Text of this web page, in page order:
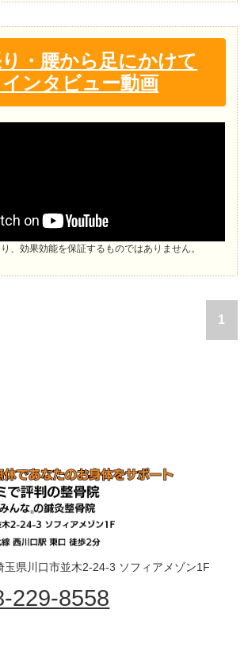
り・腰から足にかけて
ンタビュー動画
、効果効能を保証するものではありません。
1
県川口市並木2-24-3 ソフィアメゾン1F
229-8558